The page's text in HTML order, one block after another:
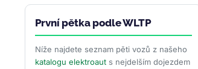
První pětka podle WLTP
Níže najdete seznam pěti vozů z našeho
katalogu elektroauts nejdelším dojezdem